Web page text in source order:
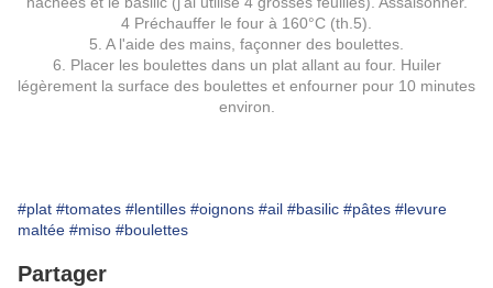
4 Préchauffer le four à 160°C (th.5).
5. A l'aide des mains, façonner des boulettes.
6. Placer les boulettes dans un plat allant au four. Huiler
légèrement la surface des boulettes et enfourner pour 10 minutes
environ.
#plat #tomates #lentilles #oignons #ail #basilic #pâtes #levure
maltée #miso #boulettes
Partager